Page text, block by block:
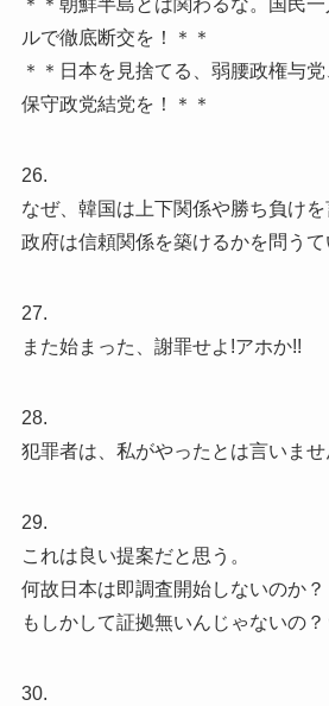
＊＊朝鮮半島とは関わるな。国民
ルで徹底断交を！＊＊
＊＊日本を見捨てる、弱腰政権与
保守政党結党を！＊＊
26.
なぜ、韓国は上下関係や勝ち負け
政府は信頼関係を築けるかを問うて
27.
また始まった、謝罪せよ!アホか!!
28.
犯罪者は、私がやったとは言いませ
29.
これは良い提案だと思う。
何故日本は即調査開始しないのか？
もしかして証拠無いんじゃないの？
30.